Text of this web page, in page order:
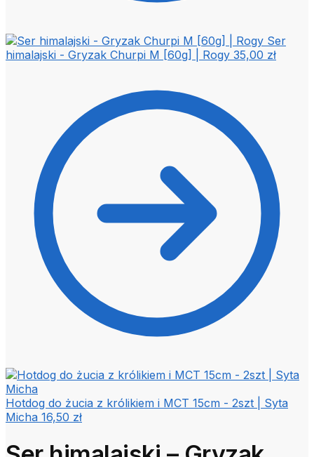
Ser
himalajski - Gryzak Churpi M [60g] | Rogy 35,00 zł
Hotdog do żucia z królikiem i MCT 15cm - 2szt | Syta
Micha 16,50 zł